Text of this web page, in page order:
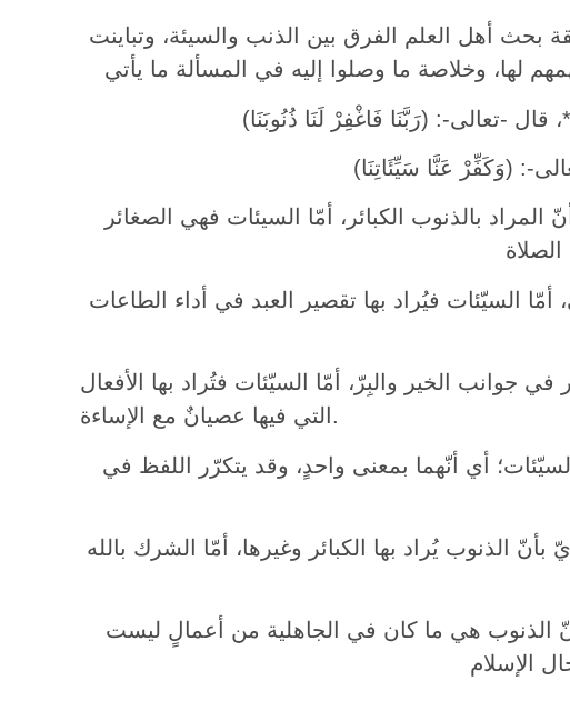
بحث أهل العلم الفرق بين الذنب والسيئة، وتباينت
بالذنوب الكبائر، أمّا السيئات فهي الصغائر
أمّا السيّئات فيُراد بها تقصير العبد في أداء الطاعات
في جوانب الخير والبِرّ، أمّا السيّئات فتُراد بها الأفعال
التي فيها عصيانٌ مع الإساءة.
أي أنّهما بمعنى واحدٍ، وقد يتكرّر اللفظ في
الذنوب يُراد بها الكبائر وغيرها، أمّا الشرك بالله
الذنوب هي ما كان في الجاهلية من أعمالٍ ليست